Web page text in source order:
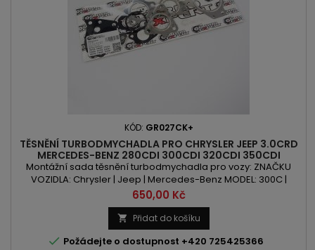
KÓD: GR027CK+
TĚSNĚNÍ TURBODMYCHADLA PRO CHRYSLER JEEP 3.0CRD
MERCEDES-BENZ 280CDI 300CDI 320CDI 350CDI
Montážní sada těsnění turbodmychadla pro vozy: ZNAČKU
VOZIDLA: Chrysler | Jeep | Mercedes-Benz MODEL: 300C |
Commander | Grand Cherokee | C-Class | E-Class | G-Class |
GL-Class | M-Class | R-Class | S-Class | CLK | CLS | GLK | Sprinter |
Viano | Vito KÓD MOTORU: EXL | OM642 | OM645 | OM6644
OBSAH: 2987ccm 3.0D / CRDVÝKON: 184PS/135kW |
190PS/140kW |...
Cena
650,00 Kč
 Přidat do košíku
 Požádejte o dostupnost +420 725425366